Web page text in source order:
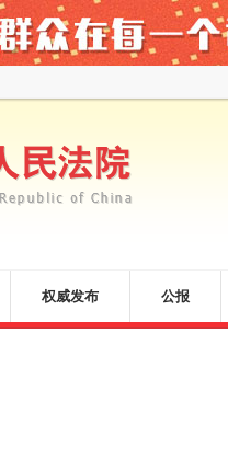
权威发布 公报